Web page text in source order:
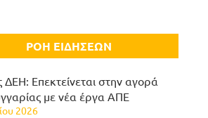
ΡΟΗ ΕΙΔΗΣΕΩΝ
ΔΕΗ: Επεκτείνεται στην αγορά
με νέα έργα ΑΠΕ
2026